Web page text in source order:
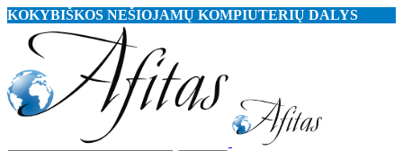
KOKYBIŠKOS NEŠIOJAMŲ KOMPIUTERIŲ DALYS